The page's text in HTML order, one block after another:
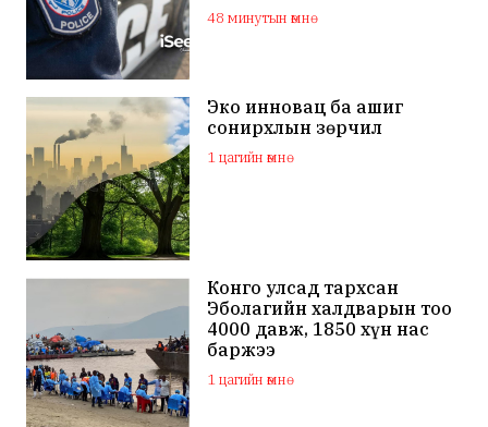
48 минутын өмнө
Эко инновац ба ашиг
сонирхлын зөрчил
1 цагийн өмнө
Конго улсад тархсан
Эболагийн халдварын тоо
4000 давж, 1850 хүн нас
баржээ
1 цагийн өмнө